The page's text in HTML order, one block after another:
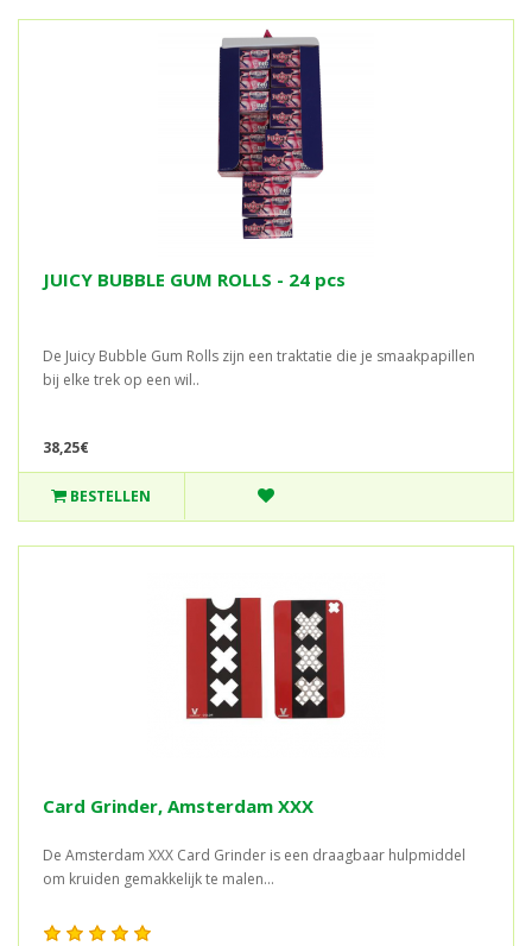
JUICY BUBBLE GUM ROLLS - 24 pcs
De Juicy Bubble Gum Rolls zijn een traktatie die je smaakpapillen
bij elke trek op een wil..
38,25€
BESTELLEN
Card Grinder, Amsterdam XXX
De Amsterdam XXX Card Grinder is een draagbaar hulpmiddel
om kruiden gemakkelijk te malen...